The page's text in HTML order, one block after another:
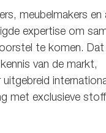
meubelmakers en
expertise om
te komen. Dat
van de markt,
met exclusieve